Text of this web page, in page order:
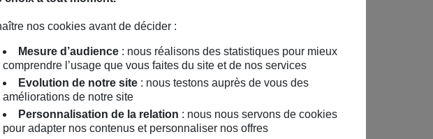
nos cookies avant de décider :
Mesure d’audience : nous réalisons des statistiques pour mieux
comprendre l’usage que vous faites du site et de nos services
Evolution de notre site : nous testons auprès de vous des
améliorations de notre site
Personnalisation de la relation : nous nous servons de cookies
pour adapter nos contenus et personnaliser nos offres